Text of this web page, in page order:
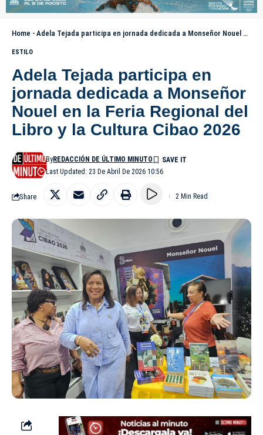
Home - Adela Tejada participa en jornada dedicada a Monseñor Nouel en la Feria Regional del Libro y la Cultura Cibao 2026
ESTILO
Adela Tejada participa en
jornada dedicada a Monseñor
Nouel en la Feria Regional del
Libro y la Cultura Cibao 2026
Last Updated: 23 De Abril De 2026 10:56
ByREDACCIÓN DE ÚLTIMO MINUTO
Share 2 Min Read